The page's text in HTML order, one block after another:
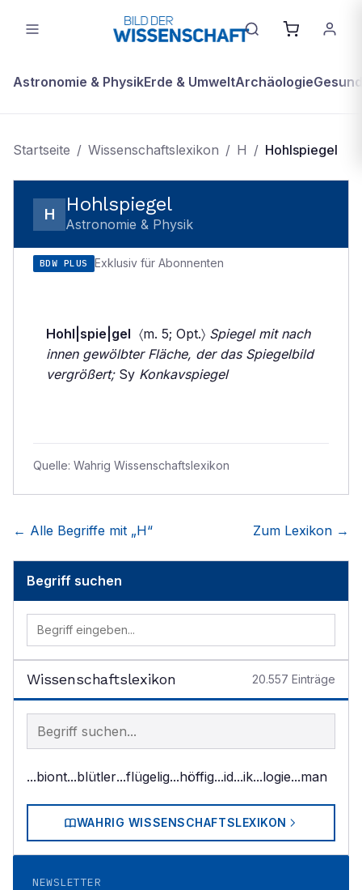
Astronomie & PhysikErde & UmweltArchäologie
Startseite / Wissenschaftslexikon / H / Hohlspiegel
H Hohlspiegel
Astronomie & Physik
BDW PLUS Exklusiv für Abonnenten
Hohl|spie|gel 〈m. 5; Opt.〉 Spiegel mit nach
innen gewölbter Fläche, der das Spiegelbild
vergrößert;Sy Konkavspiegel
Quelle: Wahrig Wissenschaftslexikon
← Alle Begriffe mit „H“ Zum Lexikon →
Begriff suchen
Wissenschaftslexikon 20.557 Einträge
Begriff im Lexikon suchen
...biont...blütler...flügelig...höffig...id...ik...logie...man
WAHRIG WISSENSCHAFTSLEXIKON
NEWSLETTER